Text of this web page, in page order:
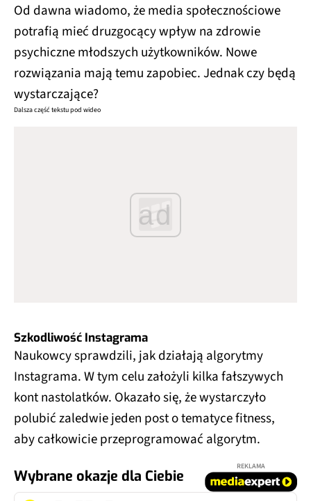
Od dawna wiadomo, że media społecznościowe
potrafią mieć druzgocący wpływ na zdrowie
psychiczne młodszych użytkowników. Nowe
rozwiązania mają temu zapobiec. Jednak czy będą
wystarczające?
Dalsza część tekstu pod wideo
ad
Szkodliwość Instagrama
Naukowcy sprawdzili, jak działają algorytmy
Instagrama. W tym celu założyli kilka fałszywych
kont nastolatków. Okazało się, że wystarczyło
polubić zaledwie jeden post o tematyce fitness,
aby całkowicie przeprogramować algorytm.
Wybrane okazje dla Ciebie
REKLAMA